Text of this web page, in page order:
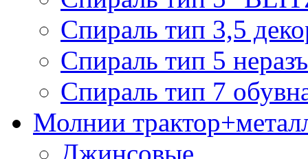
Спираль тип 3,5
Спираль тип 5
Спираль тип 7
Молнии
Джинсовые